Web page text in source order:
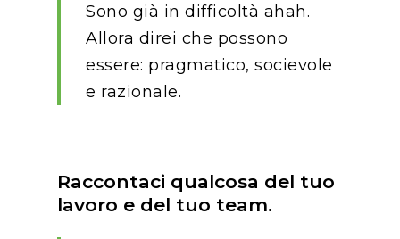
Sono già in difficoltà ahah.
Allora direi che possono
essere: pragmatico, socievole
e razionale.
Raccontaci qualcosa del tuo
lavoro e del tuo team.